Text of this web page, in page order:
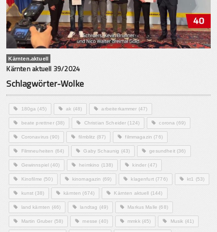
Kärnten.aktuell
Kärnten aktuell 39/2024
Schlagwörter-Wolke
180ga (45) ak (48) arbeiterkammer (47)
beate prettner(38) Christian Scheider (124) corona (69)
Coronavirus (90) filmblitz (87) filmmagazin (76)
Filmneuheiten (64) Gaby Schaunig (43) gesundheit(36)
Gewinnspiel (40) heimkino (138) kinder (47)
Kinofilme (50) kinomagazin (69) klagenfurt(776) kt1 (53)
kunst (38) kärnten (674) Kärnten aktuell (144)
land kärnten (46) landtag (49) Markus Malle (68)
Martin Gruber (58) messe (40) mmkk(45) Musik (41)